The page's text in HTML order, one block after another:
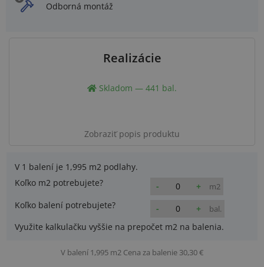
Odborná montáž
Realizácie
Skladom — 441 bal.
Zobraziť popis produktu
V 1 balení je 1,995 m2 podlahy.
Koľko m2 potrebujete?
- + m2
Koľko balení potrebujete? - + bal.
Využite kalkulačku vyššie na prepočet m2 na balenia.
V balení 1,995 m2 Cena za balenie 30,30 €